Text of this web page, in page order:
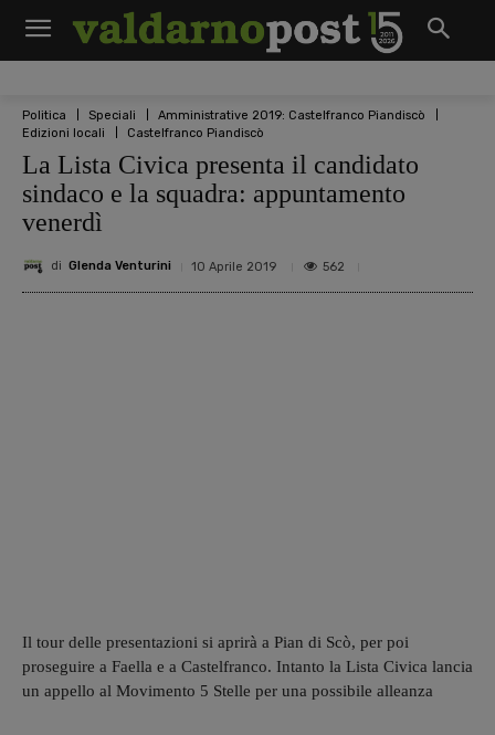
Politica Speciali
Amministrative 2019: Castelfranco Piandiscò
Edizioni locali
Castelfranco Piandiscò
La Lista Civica presenta il candidato
sindaco e la squadra: appuntamento
venerdì
di Glenda Venturini 10 Aprile 2019 562
Il tour delle presentazioni si aprirà a Pian di Scò, per poi
proseguire a Faella e a Castelfranco. Intanto la Lista Civica lancia
un appello al Movimento 5 Stelle per una possibile alleanza